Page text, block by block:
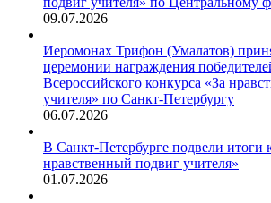
09.07.2026
Иеромонах Трифон (Умалатов)
церемонии награждения
Всероссийского конкурса «За
учителя» по Санкт-Петербургу
06.07.2026
В Санкт-Петербурге подвели итоги
нравственный подвиг учителя»
01.07.2026